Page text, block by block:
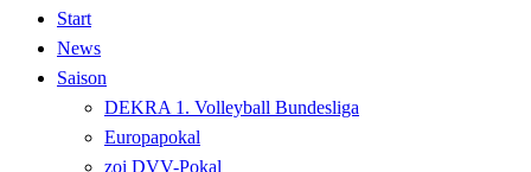
Start
News
Saison
DEKRA 1. Volleyball Bundesliga
Europapokal
zoi DVV-Pokal